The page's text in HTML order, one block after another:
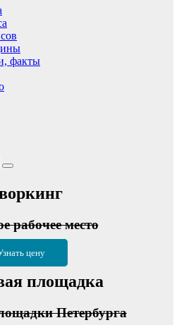
факты
рабочее место
цену
площадка
Петербурга